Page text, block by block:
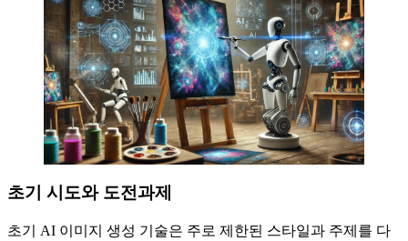
초기 시도와 도전과제
초기 AI 이미지 생성 기술은 주로 제한된 스타일과 주제를 다